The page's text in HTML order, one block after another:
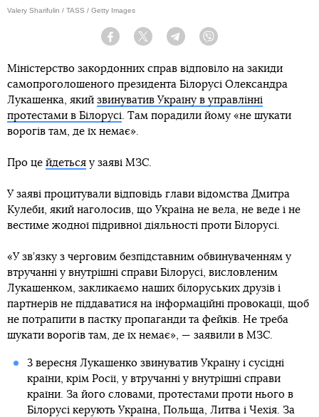
Valery Sharifulin / TASS / Getty Images
Facebook Twitter Telegram
Міністерство закордонних справ відповіло на закиди
самопроголошеного президента Білорусі Олександра
Лукашенка, який звинуватив Україну в управлінні
протестами в Білорусі. Там порадили йому «не шукати
ворогів там, де їх немає».
Про це йдеться у заяві МЗС.
У заяві процитували відповідь глави відомства Дмитра
Кулеби, який наголосив, що Україна не вела, не веде і не
вестиме жодної підривної діяльності проти Білорусі.
«У зв’язку з черговим безпідставним обвинуваченням у
втручанні у внутрішні справи Білорусі, висловленим
Лукашенком, закликаємо наших білоруських друзів і
партнерів не піддаватися на інформаційні провокації, щоб
не потрапити в пастку пропаганди та фейків. Не треба
шукати ворогів там, де їх немає», — заявили в МЗС.
3 вересня Лукашенко звинуватив Україну і сусідні
країни, крім Росії, у втручанні у внутрішні справи
країни. За його словами, протестами проти нього в
Білорусі керують Україна, Польща, Литва і Чехія. За